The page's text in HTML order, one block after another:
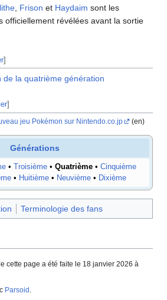
Frison et Haydaim sont les
officiellement révélées avant la sortie
]
de la quatrième génération
]
jeu Pokémon sur Nintendo.co.jp (en)
Générations
• Troisième • Quatrième • Cinquième
• Huitième • Neuvième • Dixième
Terminologie des fans
cette page a été faite le 18 janvier 2026 à
Parsoid .